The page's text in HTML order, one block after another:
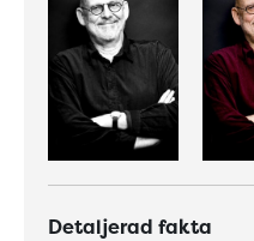
Detaljerad fakta